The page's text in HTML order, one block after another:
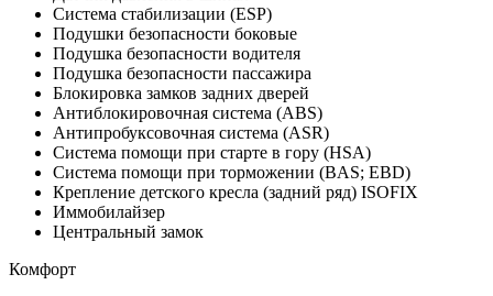
Система стабилизации (ESP)
Подушки безопасности боковые
Подушка безопасности водителя
Подушка безопасности пассажира
Блокировка замков задних дверей
Антиблокировочная система (ABS)
Антипробуксовочная система (ASR)
Система помощи при старте в гору (HSA)
Система помощи при торможении (BAS; EBD)
Крепление детского кресла (задний ряд) ISOFIX
Иммобилайзер
Центральный замок
Комфорт